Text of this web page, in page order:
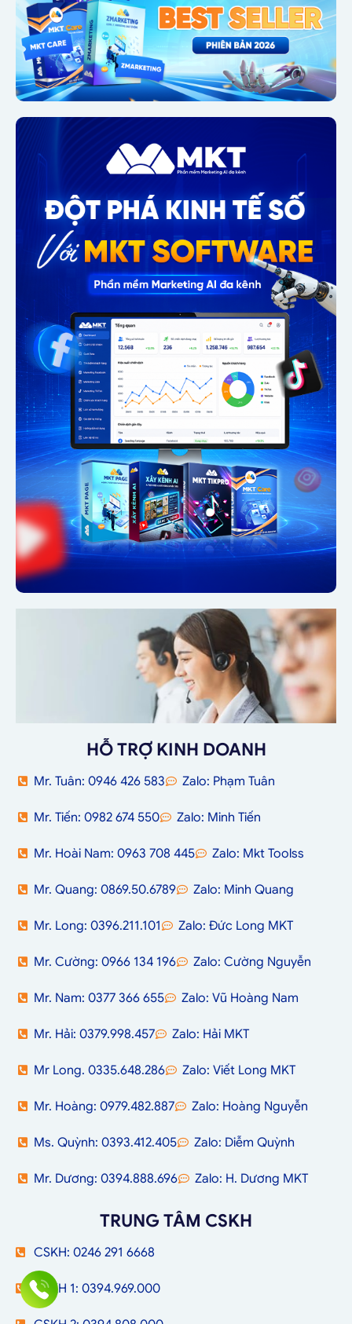
HỖ TRỢ KINH DOANH
Mr. Tuân: 0946 426 583 Zalo: Phạm Tuân
Mr. Tiến: 0982 674 550 Zalo: Minh Tiến
Mr. Hoài Nam: 0963 708 445 Zalo: Mkt Toolss
Mr. Quang: 0869.50.6789 Zalo: Minh Quang
Mr. Long: 0396.211.101 Zalo: Đức Long MKT
Mr. Cường: 0966 134 196 Zalo: Cường Nguyễn
Mr. Nam: 0377 366 655 Zalo: Vũ Hoàng Nam
Mr. Hải: 0379.998.457 Zalo: Hải MKT
Mr Long. 0335.648.286 Zalo: Viết Long MKT
Mr. Hoàng: 0979.482.887 Zalo: Hoàng Nguyễn
Ms. Quỳnh: 0393.412.405 Zalo: Diễm Quỳnh
Mr. Dương: 0394.888.696 Zalo: H. Dương MKT
TRUNG TÂM CSKH
CSKH: 0246 291 6668
CSKH 1: 0394.969.000